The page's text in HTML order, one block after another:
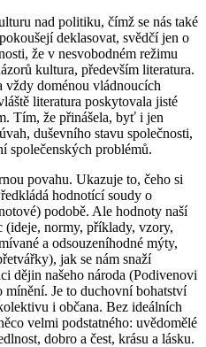
nad politiku, čímž se nás také
deklasovat, svědčí jen o
že v nesvobodném režimu
kultura, především literatura.
vždy doménou vládnoucích
literatura poskytovala jisté
Tím, že přinášela, byť i jen
duševního stavu společnosti,
společenských problémů.
povahu. Ukazuje to, čeho si
hodnotící soudy o
podobě. Ale hodnoty naší
normy, příklady, vzory,
a odsouzeníhodné mýty,
jak se nám snaží
dějin našeho národa (Podivenovi
mínění. Je to duchovní bohatství
i občana. Bez ideálních
velmi podstatného: uvědomělé
dobro a čest, krásu a lásku.